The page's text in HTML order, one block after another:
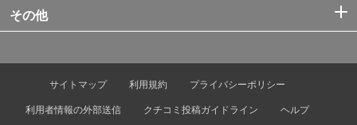
その他
サイトマップ 利用規約
プライバシーポリシー
利用者情報の外部送信
クチコミ投稿ガイドライン
ヘルプ